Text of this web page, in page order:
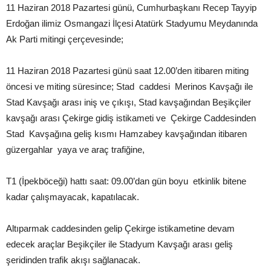
11 Haziran 2018 Pazartesi günü, Cumhurbaşkanı Recep Tayyip
Erdoğan ilimiz Osmangazi İlçesi Atatürk Stadyumu Meydanında
Ak Parti mitingi çerçevesinde;
11 Haziran 2018 Pazartesi günü saat 12.00’den itibaren miting
öncesi ve miting süresince; Stad caddesi Merinos Kavşağı ile
Stad Kavşağı arası iniş ve çıkışı, Stad kavşağından Beşikçiler
kavşağı arası Çekirge gidiş istikameti ve Çekirge Caddesinden
Stad Kavşağına geliş kısmı Hamzabey kavşağından itibaren
güzergahlar yaya ve araç trafiğine,
T1 (İpekböceği) hattı saat: 09.00’dan gün boyu etkinlik bitene
kadar çalışmayacak, kapatılacak.
Altıparmak caddesinden gelip Çekirge istikametine devam
edecek araçlar Beşikçiler ile Stadyum Kavşağı arası geliş
şeridinden trafik akışı sağlanacak.